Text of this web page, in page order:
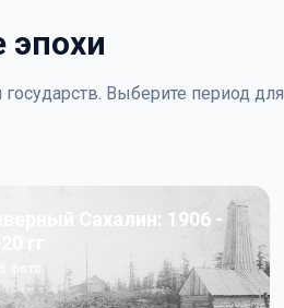
эпохи
Выберите период для
Сахалин: 1906 -